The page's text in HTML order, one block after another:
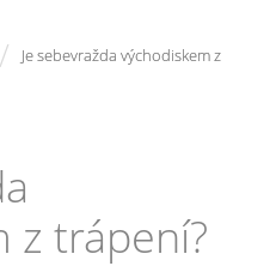
/
Je sebevražda východiskem z
z trápení?